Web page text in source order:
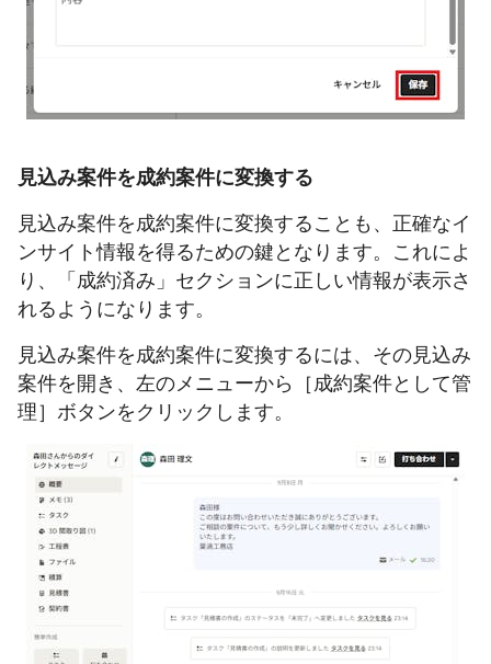
見込み案件を成約案件に変換する
見込み案件を成約案件に変換することも、正確なイ
ンサイト情報を得るための鍵となります。これによ
り、「成約済み」セクションに正しい情報が表示さ
れるようになります。
見込み案件を成約案件に変換するには、その見込み
案件を開き、左のメニューから［成約案件として管
理］ボタンをクリックします。